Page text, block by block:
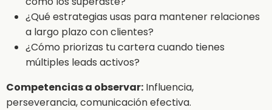
¿Qué estrategias usas para mantener relaciones
a largo plazo con clientes?
¿Cómo priorizas tu cartera cuando tienes
múltiples leads activos?
Competencias a observar: Influencia,
perseverancia, comunicación efectiva.